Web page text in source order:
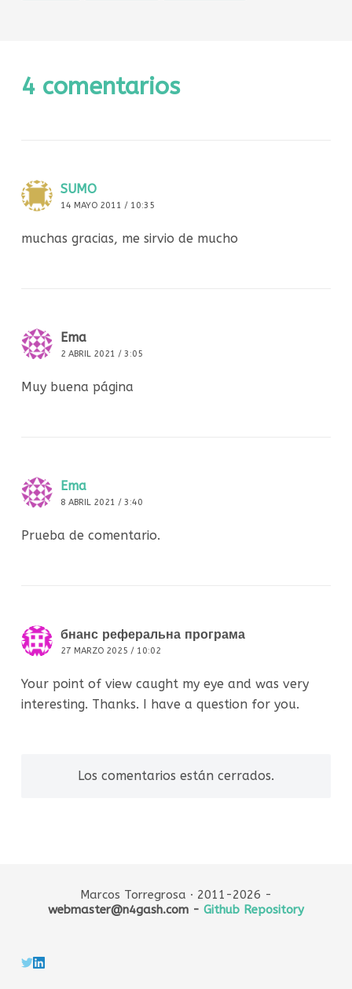
4 comentarios
SUMO
14 MAYO 2011 / 10:35
muchas gracias, me sirvio de mucho
Ema
2 ABRIL 2021 / 3:05
Muy buena página
Ema
8 ABRIL 2021 / 3:40
Prueba de comentario.
бнанс реферальна програма
27 MARZO 2025 / 10:02
Your point of view caught my eye and was very
interesting. Thanks. I have a question for you.
Los comentarios están cerrados.
Marcos Torregrosa · 2011-2026 -
webmaster@n4gash.com - Github Repository